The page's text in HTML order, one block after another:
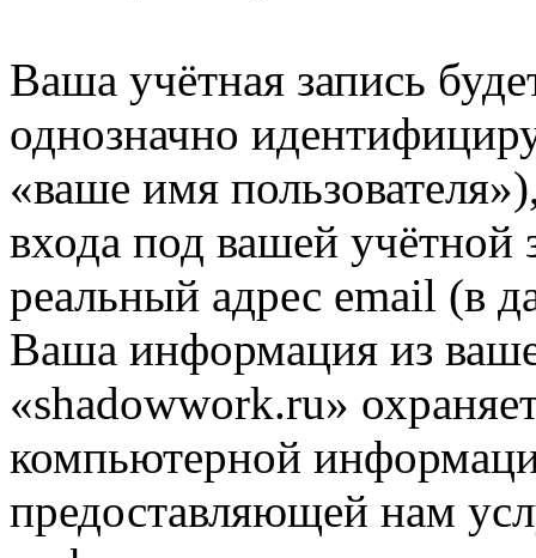
Ваша учётная запись
однозначно
«ваше имя
входа под вашей учётной
реальный адрес email (в
Ваша информация из
«shadowwork.ru»
компьютерной
предоставляющей нам